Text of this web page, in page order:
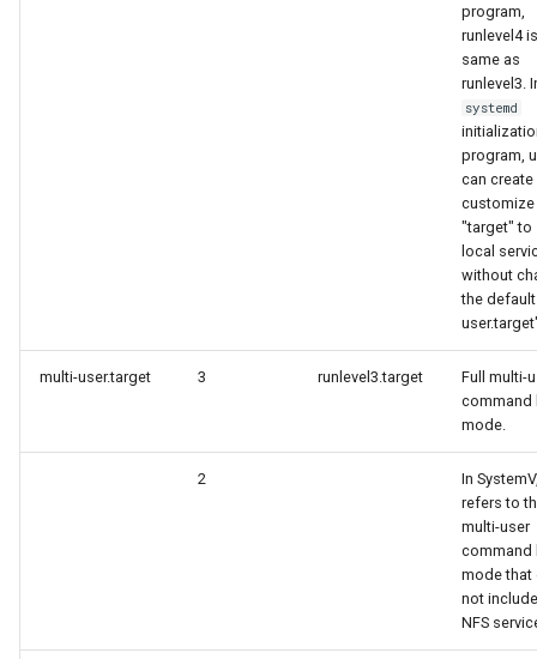
program,
runlevel4
same as
runlevel3.
systemd
program,
can create
"target" to
local
without
the
multi-user.target 3 runlevel3.target
Full multi-
command
mode.
2
In
refers to
multi-user
command
mode that
not
NFS